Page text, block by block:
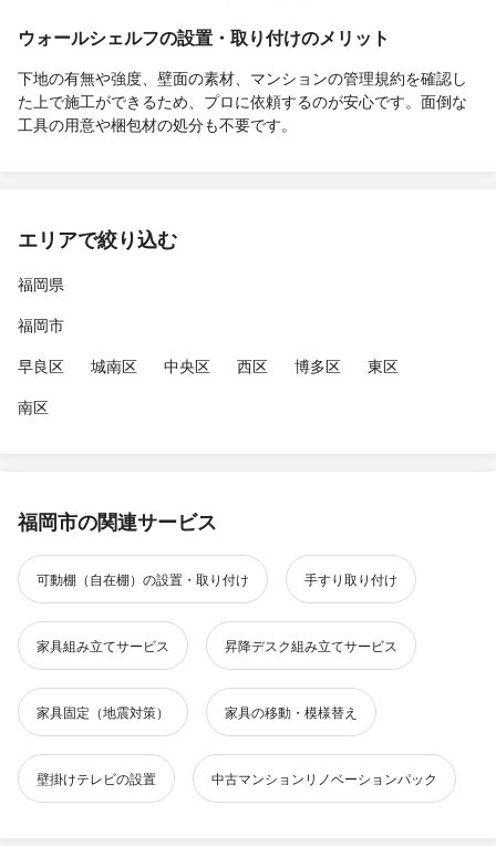
ウォールシェルフの設置・取り付けのメリット
下地の有無や強度、壁面の素材、マンションの管理規約を確認し
た上で施工ができるため、プロに依頼するのが安心です。面倒な
工具の用意や梱包材の処分も不要です。
エリアで絞り込む
福岡県
福岡市
早良区
城南区 中央区 西区 博多区
東区
南区
福岡市の関連サービス
可動棚（自在棚）の設置・取り付け 手すり取り付け
家具組み立てサービス 昇降デスク組み立てサービス
家具固定（地震対策） 家具の移動・模様替え
壁掛けテレビの設置 中古マンションリノベーションパック